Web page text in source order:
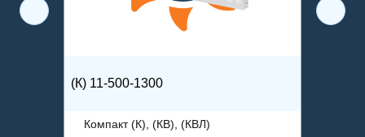
(К) 11-500-1300
Компакт (К), (КВ), (КВЛ)